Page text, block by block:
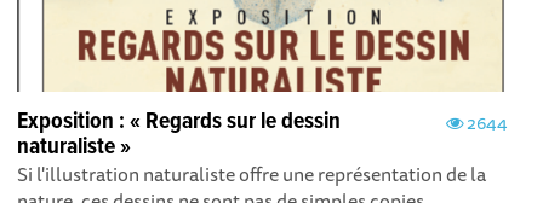
2644
Exposition : « Regards sur le dessin
naturaliste »
Si l'illustration naturaliste offre une représentation de la